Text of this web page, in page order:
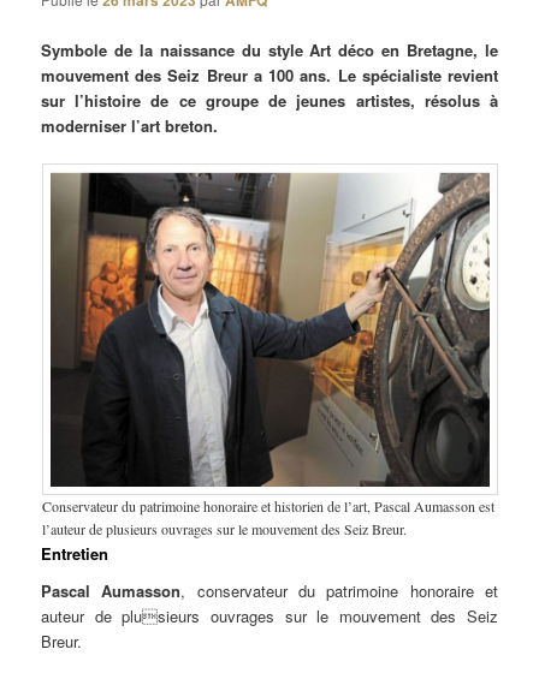
Symbole de la naissance du style Art déco en Bretagne, le
mouvement des Seiz Breur a 100 ans. Le spécialiste revient
sur l’histoire de ce groupe de jeunes artistes, résolus à
moderniser l’art breton.
Conservateur du patrimoine honoraire et historien de l’art, Pascal Aumasson est
l’auteur de plusieurs ouvrages sur le mouvement des Seiz Breur.
Entretien
Pascal Aumasson, conservateur du patrimoine honoraire et
auteur de plusieurs ouvrages sur le mouvement des Seiz
Breur.